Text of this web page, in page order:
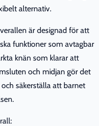
alternativ.
är designad för att
funktioner som avtagbar
knän som klarar att
och midjan gör det
säkerställa att barnet